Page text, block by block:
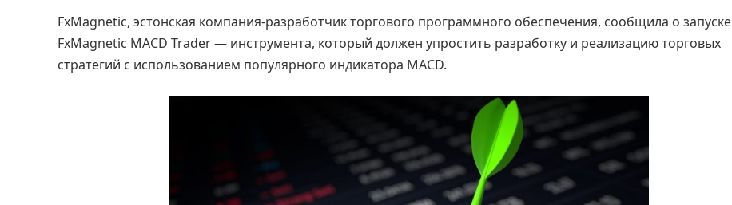
FxMagnetic, эстонская компания-разработчик торгового программного обеспечения, сообщила о запуске
FxMagnetic MACD Trader — инструмента, который должен упростить разработку и реализацию торговых
стратегий с использованием популярного индикатора MACD.